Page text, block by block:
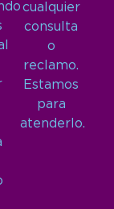
cualquier
consulta
o
reclamo.
Estamos
para
atenderlo.